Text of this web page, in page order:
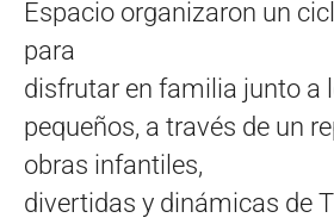
Espacio organizaron un
para
disfrutar en familia junto a
pequeños, a través de un
obras infantiles,
divertidas y dinámicas de